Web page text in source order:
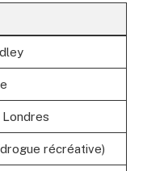
Londres
récréative)